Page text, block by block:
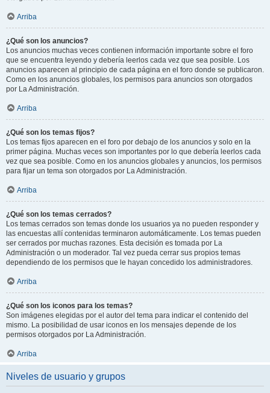
Arriba
¿Qué son los anuncios?
Los anuncios muchas veces contienen información importante sobre el foro
que se encuentra leyendo y debería leerlos cada vez que sea posible. Los
anuncios aparecen al principio de cada página en el foro donde se publicaron.
Como en los anuncios globales, los permisos para anuncios son otorgados
por La Administración.
Arriba
¿Qué son los temas fijos?
Los temas fijos aparecen en el foro por debajo de los anuncios y solo en la
primer página. Muchas veces son importantes por lo que debería leerlos cada
vez que sea posible. Como en los anuncios globales y anuncios, los permisos
para fijar un tema son otorgados por La Administración.
Arriba
¿Qué son los temas cerrados?
Los temas cerrados son temas donde los usuarios ya no pueden responder y
las encuestas allí contenidas terminaron automáticamente. Los temas pueden
ser cerrados por muchas razones. Esta decisión es tomada por La
Administración o un moderador. Tal vez pueda cerrar sus propios temas
dependiendo de los permisos que le hayan concedido los administradores.
Arriba
¿Qué son los iconos para los temas?
Son imágenes elegidas por el autor del tema para indicar el contenido del
mismo. La posibilidad de usar iconos en los mensajes depende de los
permisos otorgados por La Administración.
Arriba
Niveles de usuario y grupos